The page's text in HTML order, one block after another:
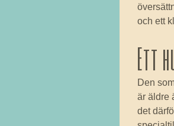
och ett
Ett
Den
är äldre
det